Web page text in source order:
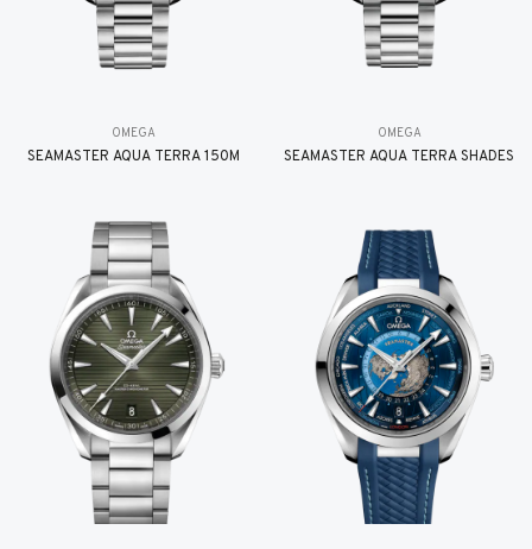
OMEGA
SEAMASTER AQUA TERRA 150M
OMEGA
SEAMASTER AQUA TERRA SHADES